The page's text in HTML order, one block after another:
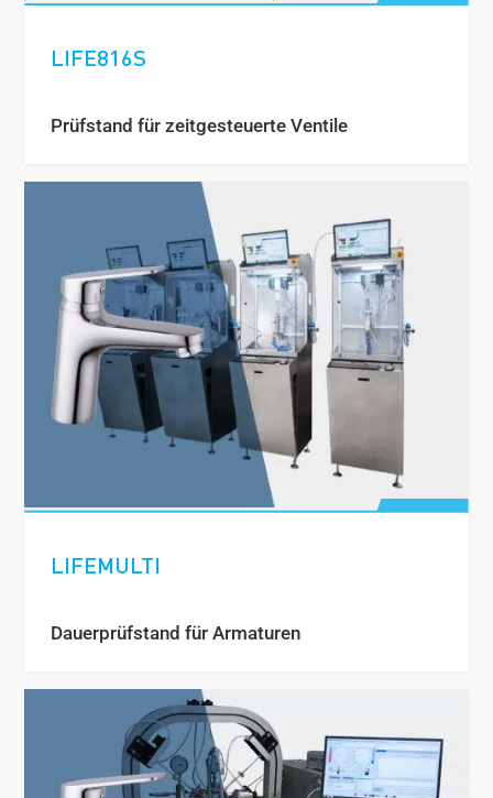
LIFE816S
Prüfstand für zeitgesteuerte Ventile
LIFEMULTI
Dauerprüfstand für Armaturen